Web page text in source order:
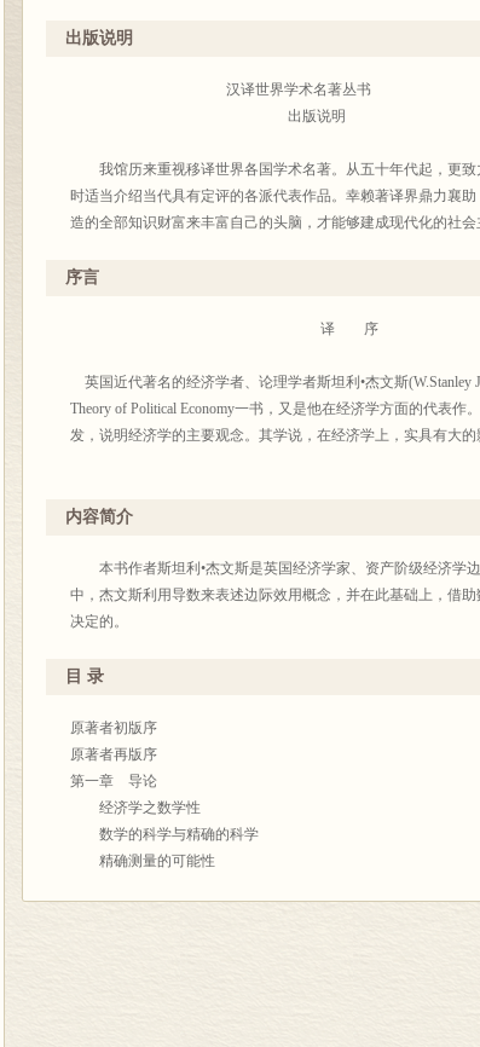
出版说明
汉译世界学术名著丛书
出版说明
我馆历来重视移译世界各国学术名著。从五十年代起，更致
时适当介绍当代具有定评的各派代表作品。幸赖著译界鼎力襄
造的全部知识财富来丰富自己的头脑，才能够建成现代化的社
查考，又利于文化积累。为此，我们从1981年至2000年先后分
体例也不完全统一，凡是原来译本可用的序跋，都一仍其旧，
界、著译界给我们批评、建议，帮助我们把这套丛书出好。
商务印书馆编
本书再版说明</FONT></STRONG>
本书作者斯坦利•杰文斯是资产阶级经济学边际效用学派创
念，并在此基础上，借助数学推理论证了两种商品之间的交换
1936年，本书中译本曾由中华书局印行。我馆此次再版，书
序言
译 序
英国近代著名的经济学者、论理学者斯坦利•杰文斯(W.Stanley
Theory of Political Economy一书，又是他在经济学方面的代表
发，说明经济学的主要观念。其学说，在经济学上，实具有大的
版。最后版有附录五篇，——(1)著者的利息理论；(2)资本论断
1936年1
斯密奠定的；马尔萨斯、安德生、西尼耳加入了重要的学说；
充实，充分说明了知识的这一部门。穆勒君自己就是这样想；
的著作家去扫除。当然，我们亦不禁觉得，这样有名的人所采
上，这种崇拜决不限制人们自由去考察新的意见与理论。权威
有许多种经济学说，在我看，既在形式上是科学的，且又与事
内容简介
本书作者斯坦利•杰文斯是英国经济学家、资产阶级经济学
中，杰文斯利用导数来表述边际效用概念，并在此基础上，借
决定的。
目 录
原著者初版序
原著者再版序
第一章 导论
经济学之数学性
数学的科学与精确的科学
精确测量的可能性